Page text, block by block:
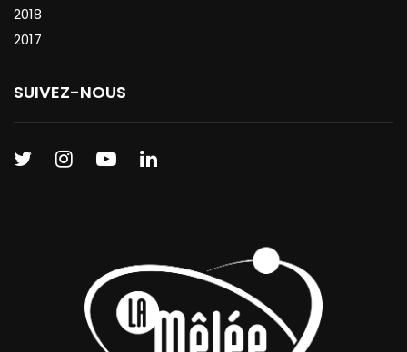
2018
2017
SUIVEZ-NOUS